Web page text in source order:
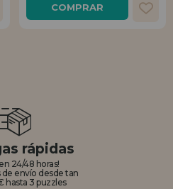
COMPRAR
rápidas
24/48 horas!
de envío desde tan
hasta 3 puzzles